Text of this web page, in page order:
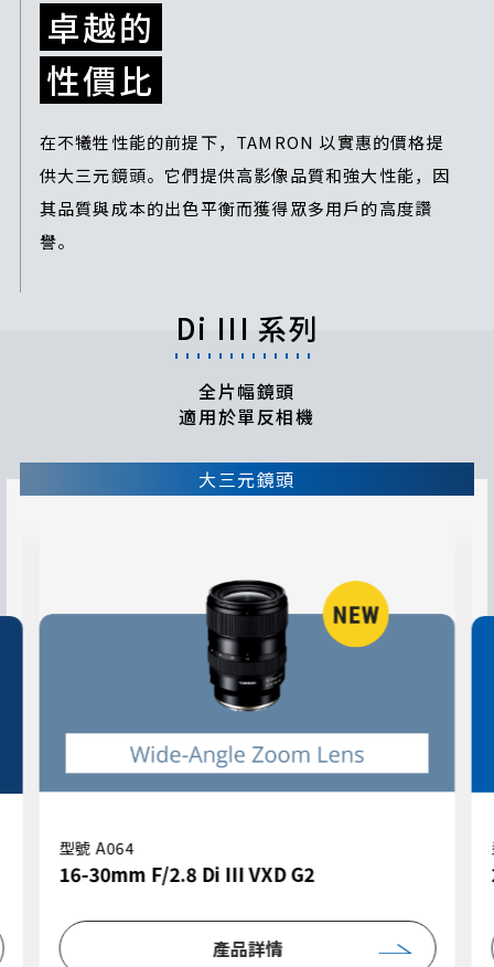
卓越的
性價比
在不犧牲性能的前提下，TAMRON 以實惠的價格提
供大三元鏡頭。它們提供高影像品質和強大性能，因
其品質與成本的出色平衡而獲得眾多用戶的高度讚
譽。
Di III 系列
全片幅鏡頭
適用於單反相機
大三元鏡頭
型號 A064
16-30mm F/2.8 Di III VXD G2
產品詳情